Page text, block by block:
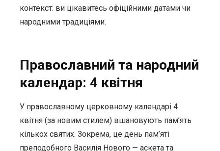
контекст: ви цікавитесь офіційними датами чи
народними традиціями.
Православний та народний
календар: 4 квітня
У православному церковному календарі 4
квітня (за новим стилем) вшановують пам’ять
кількох святих. Зокрема, це день пам’яті
преподобного Василія Нового — аскета та